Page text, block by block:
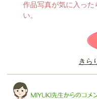
このレビューは参考になり
作品写真が気に入った
い。
きら